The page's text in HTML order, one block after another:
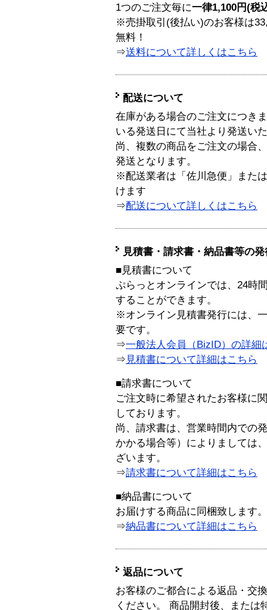
1つのご注文毎に一律1,100円(税
※売掛取引(後払い)のお客様は
無料！
⇒送料について詳しくはこちら
配送について
在庫がある場合のご注文につき
いる発送日にて当社より発送い
尚、複数の商品をご注文の場合
発送となります。
※配送業者は「佐川急便」また
けます
⇒配送について詳しくはこちら
見積書・請求書・納品書等の
■見積書について
ぷらっとオンラインでは、24時
することができます。
※オンライン見積書発行には、
要です。
⇒一般法人会員（BizID）の詳細
⇒ 見積書について詳細はこちら
■請求書について
ご注文時に希望されたお客様に
しております。
尚、請求書は、営業時間内での
かかる場合等）によりましては
ざいます。
⇒請求書について詳細はこちら
■納品書について
お届けする商品に同梱致します。
⇒納品書について詳細はこちら
返品について
お客様のご都合による返品・交
ください。 商品開封後、または